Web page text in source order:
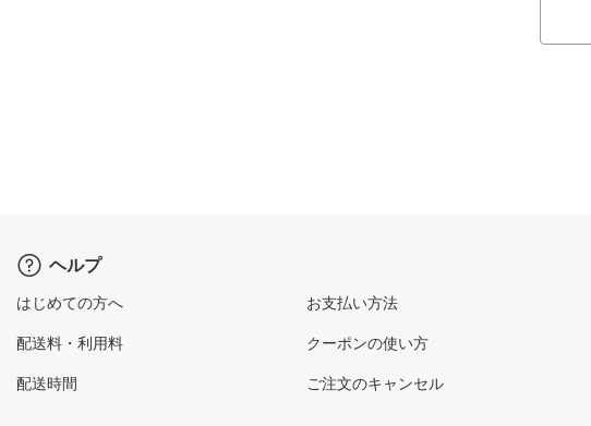
ヘルプ
はじめての方へ
配送料・利用料
配送時間
お支払い方法
クーポンの使い方
ご注文のキャンセル